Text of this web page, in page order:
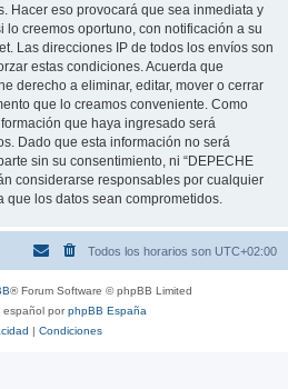
Hacer eso provocará que sea inmediata y
lo creemos oportuno, con notificación a su
Las direcciones IP de todos los envíos son
estas condiciones. Acuerda que
derecho a eliminar, editar, mover o cerrar
que lo creamos conveniente. Como
que haya ingresado será
Dado que esta información no será
sin su consentimiento, ni “DEPECHE
considerarse responsables por cualquier
los datos sean comprometidos.
Todos los horarios son UTC+02:00
® Forum Software © phpBB Limited
español porphpBB España
| Condiciones